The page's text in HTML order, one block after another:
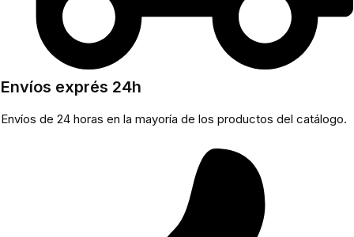
Envíos exprés 24h
Envíos de 24 horas en la mayoría de los productos del catálogo.